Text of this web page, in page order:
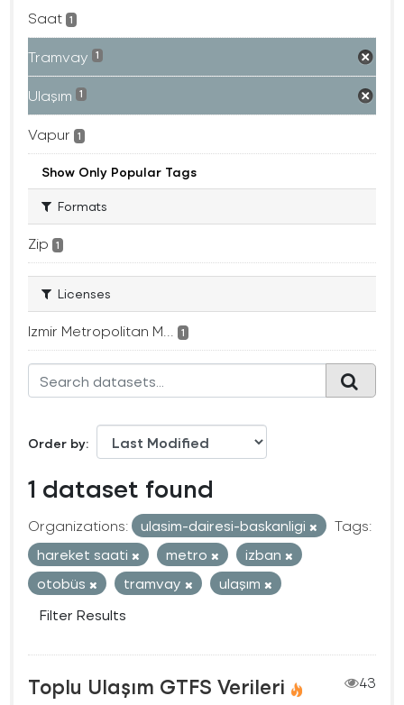
Saat 1
Tramvay 1
Ulaşım 1
Vapur 1
Show Only Popular Tags
Formats
Zip 1
Licenses
Izmir Metropolitan M... 1
Order by
1 dataset found
Organizations: ulasim-dairesi-baskanligi
Tags:
hareket saati
metro
izban
otobüs
tramvay
ulaşım
Filter Results
Toplu Ulaşım GTFS Verileri
43